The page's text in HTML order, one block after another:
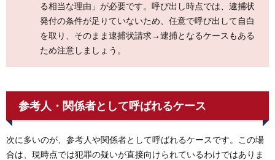
る相当な理由」が必要です。呼び出し時点では、逮捕状
発付の条件が足りていないため、任意で呼び出して自白
を取り、そのまま逮捕状請求→逮捕となるケースもある
ため注意しましょう。
参考人・関係者として呼ばれるケース
次に多いのが、参考人や関係者として呼ばれるケースです。この場
合は、現時点では犯罪の疑いが直接向けられているわけではありま